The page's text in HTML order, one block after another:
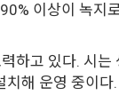
이상이 녹
하고 있다. 시
치해 운영 중이다.